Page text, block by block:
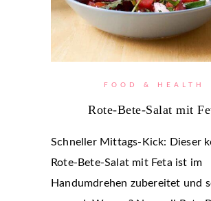
FOOD & HEALTH
Rote-Bete-Salat mit
Schneller Mittags-Kick: Dieser
Rote-Bete-Salat mit Feta ist im
Handumdrehen zubereitet und